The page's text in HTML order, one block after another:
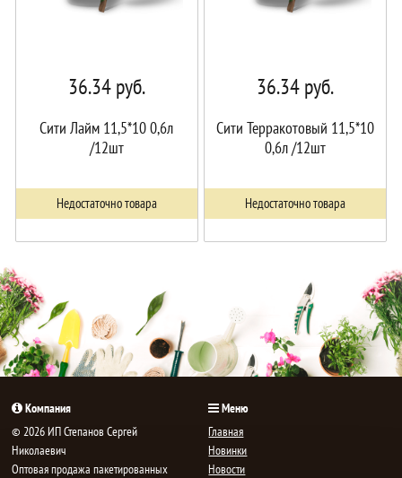
36.34руб.
Сити Лайм 11,5*10 0,6л
/12шт
Недостаточно товара
36.34руб.
Сити Терракотовый 11,5*10
0,6л /12шт
Недостаточно товара
Компания
© 2026 ИП Степанов Сергей
Николаевич
Oптовая продажа пакетированных
Меню
Главная
Новинки
Новости